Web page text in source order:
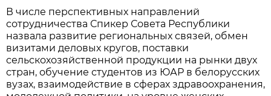
В числе перспективных направлений
сотрудничества Спикер Совета Республики
назвала развитие региональных связей, обмен
визитами деловых кругов, поставки
сельскохозяйственной продукции на рынки двух
стран, обучение студентов из ЮАР в белорусских
вузах, взаимодействие в сферах здравоохранения,